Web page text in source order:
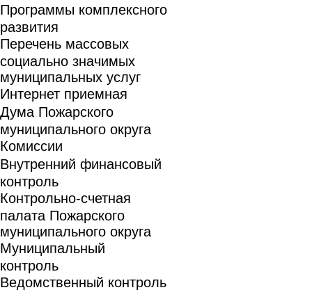
Программы комплексного
развития
Перечень массовых
социально значимых
муниципальных услуг
Интернет приемная
Дума Пожарского
муниципального округа
Комиссии
Внутренний финансовый
контроль
Контрольно-счетная
палата Пожарского
муниципального округа
Муниципальный
контроль
Ведомственный контроль